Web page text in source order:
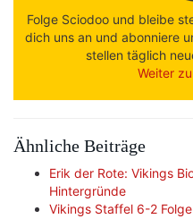
Folge Sciodoo und bleibe
dich uns an und abonniere
stellen täglich
Weiter
Ähnliche Beiträge
Erik der Rote: Vikings
Hintergründe
Vikings Staffel 6-2